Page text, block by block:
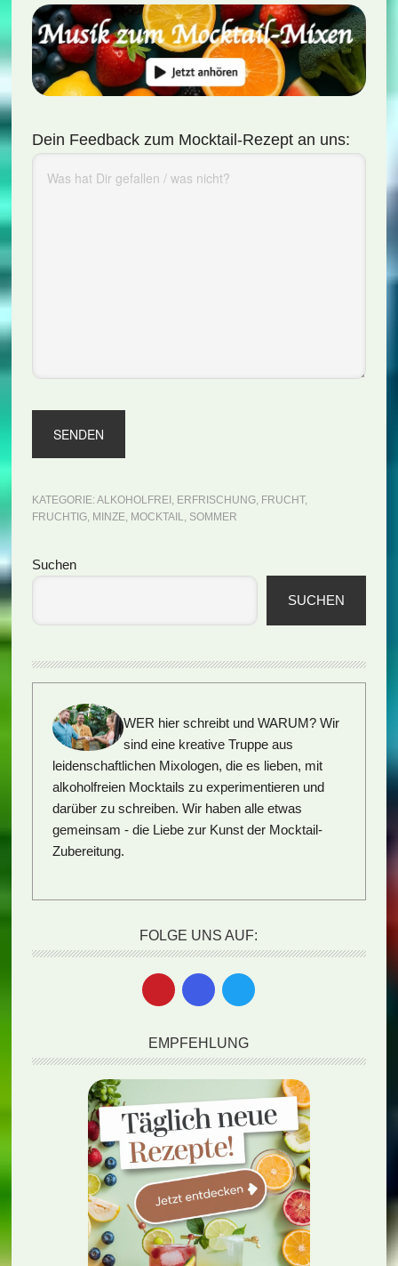
Dein Feedback zum Mocktail-Rezept an uns:
KATEGORIE: ALKOHOLFREI , ERFRISCHUNG, FRUCHT,
FRUCHTIG, MINZE, MOCKTAIL, SOMMER
Seitenspalte
Suchen
SUCHEN
WER hier schreibt und WARUM? Wir
sind eine kreative Truppe aus
leidenschaftlichen Mixologen, die es lieben, mit
alkoholfreien Mocktails zu experimentieren und
darüber zu schreiben. Wir haben alle etwas
gemeinsam - die Liebe zur Kunst der Mocktail-
Zubereitung.
FOLGE UNS AUF:
EMPFEHLUNG